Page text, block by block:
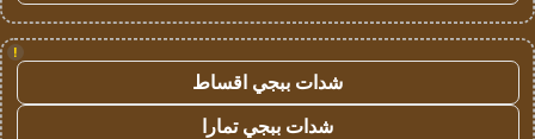
!
شدات ببجي اقساط
شدات ببجي تمارا